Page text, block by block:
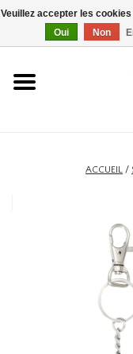
ACCUEIL
ACCUEIL /
Veuillez accepter les
Oui
Non